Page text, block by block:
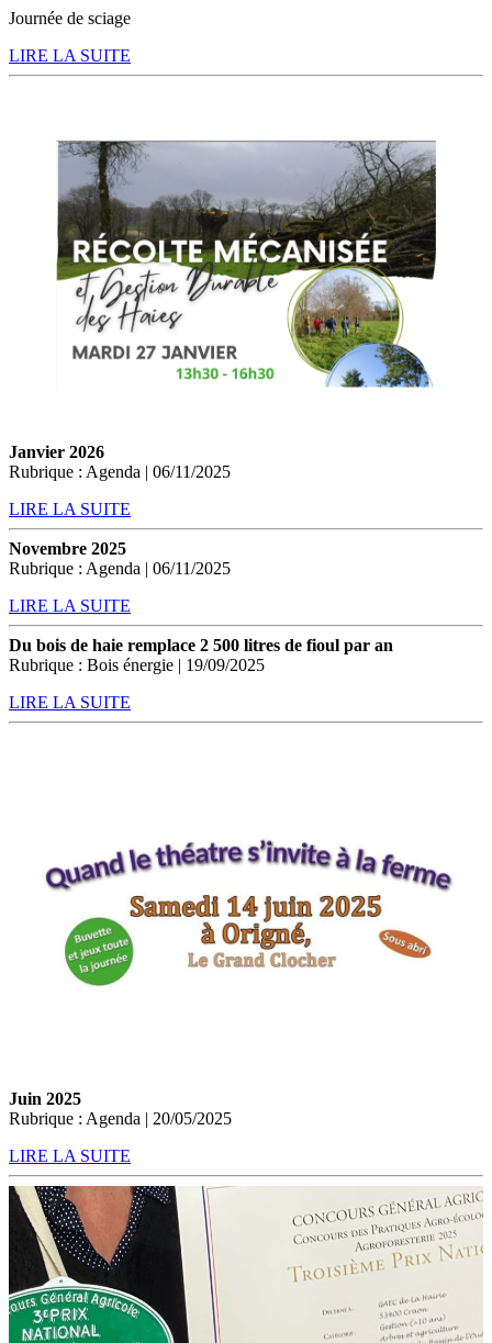
Journée de sciage
LIRE LA SUITE
Janvier 2026
Rubrique : Agenda | 06/11/2025
LIRE LA SUITE
Novembre 2025
Rubrique : Agenda | 06/11/2025
LIRE LA SUITE
Du bois de haie remplace 2 500 litres de fioul par an
Rubrique : Bois énergie | 19/09/2025
LIRE LA SUITE
Juin 2025
Rubrique : Agenda | 20/05/2025
LIRE LA SUITE